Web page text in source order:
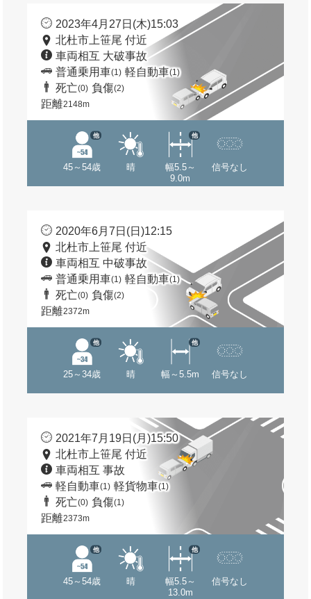
2023年4月27日(木)15:03
北杜市上笹尾 付近
車両相互 大破事故
普通乗用車(1) 軽自動車(1)
死亡(0) 負傷(2)
距離2148m
45～54歳
他
晴
幅5.5～
9.0m
他
信号なし
2020年6月7日(日)12:15
北杜市上笹尾 付近
車両相互 中破事故
普通乗用車(1) 軽自動車(1)
死亡(0) 負傷(2)
距離2372m
25～34歳
他
晴 幅～5.5m
他
信号なし
2021年7月19日(月)15:50
北杜市上笹尾 付近
車両相互 事故
軽自動車(1) 軽貨物車(1)
死亡(0) 負傷(1)
距離2373m
45～54歳
他
晴
幅5.5～
13.0m
他
信号なし